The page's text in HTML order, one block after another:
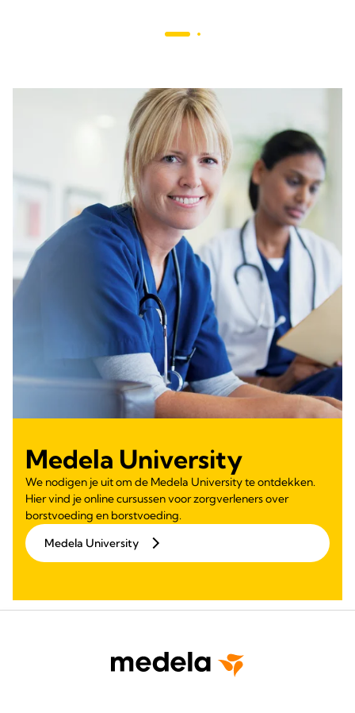
Medela University
We nodigen je uit om de Medela University te ontdekken.
Hier vind je online cursussen voor zorgverleners over
borstvoeding en borstvoeding.
Medela University